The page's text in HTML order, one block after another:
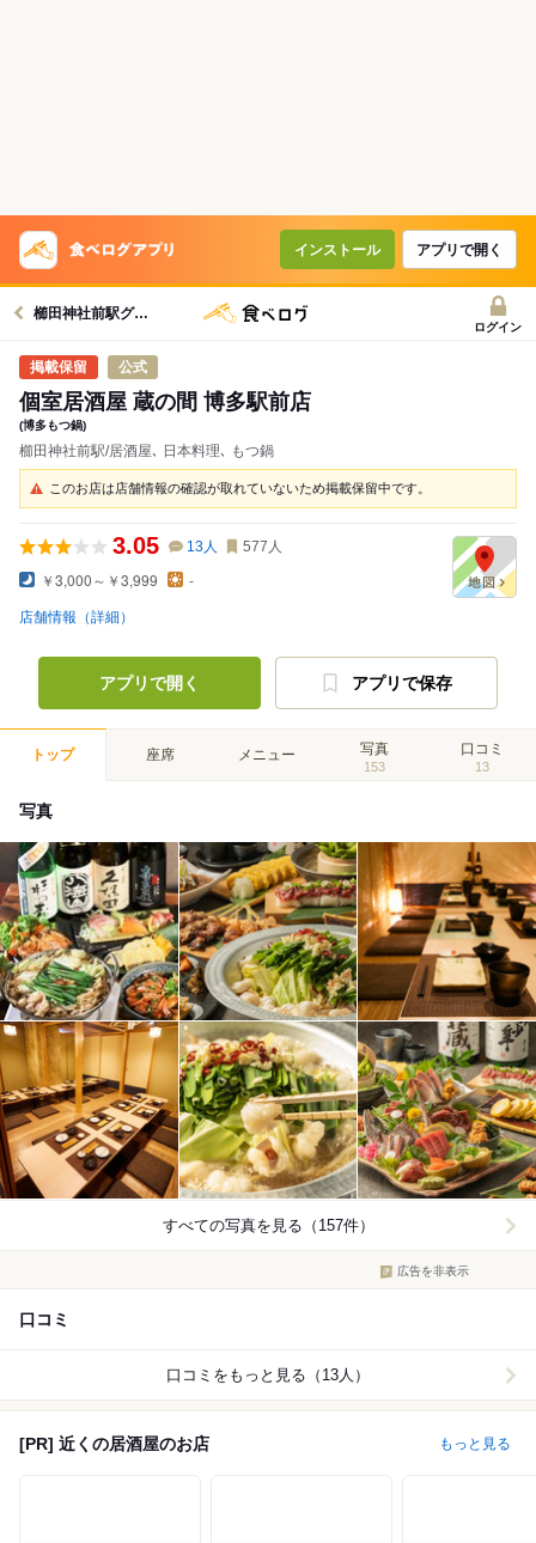
インストール アプリで開く
櫛田神社前駅グルメへ
ログイン
公式
個室居酒屋 蔵の間 博多駅前店
(博多もつ鍋)
櫛田神社前駅/居酒屋､ 日本料理､ もつ鍋
このお店は店舗情報の確認が取れていないため掲載保留中です。
3.05 13人 577 人
￥3,000～￥3,999 -
店舗情報（詳細）
アプリで開く アプリで保存
トップ 座席 メニュー 写真
153
口コミ
13
写真
すべての写真を見る（157件）
広告を非表示
口コミ
口コミをもっと見る（13人）
[PR] 近くの居酒屋のお店 もっと見る